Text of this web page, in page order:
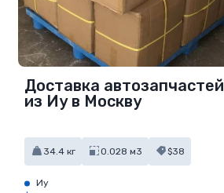
Доставка автозапчастей
из Иу в Москву
34.4 кг 0.028 м3 $38
Иу